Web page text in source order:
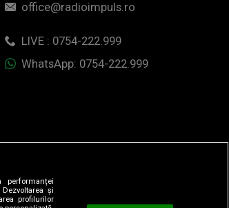
office@radioimpuls.ro
LIVE : 0754-222.999
WhatsApp: 0754-222.999
performanței
și
profilurilor